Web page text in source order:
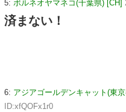
5: ボルネオヤマネコ(千葉県) [CH]
済まない！
6: アジアゴールデンキャット(東
ID:xfQOFx1r0